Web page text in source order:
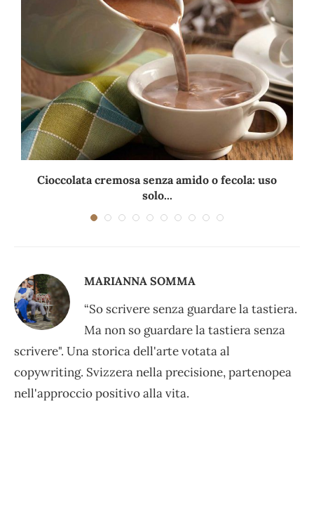
Cioccolata cremosa senza amido o fecola: uso
solo...
MARIANNA SOMMA
“So scrivere senza guardare la tastiera.
Ma non so guardare la tastiera senza
scrivere". Una storica dell'arte votata al
copywriting. Svizzera nella precisione, partenopea
nell'approccio positivo alla vita.